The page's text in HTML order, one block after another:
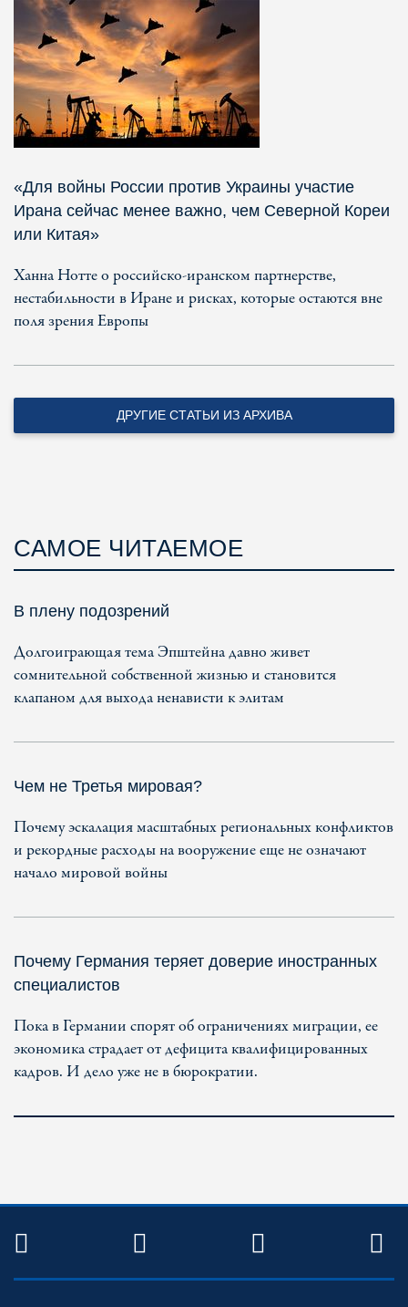
«Для войны России против Украины участие
Ирана сейчас менее важно, чем Северной Кореи
или Китая»
Ханна Нотте о российско-иранском партнерстве,
нестабильности в Иране и рисках, которые остаются вне
поля зрения Европы
ДРУГИЕ СТАТЬИ ИЗ АРХИВА
САМОЕ ЧИТАЕМОЕ
В плену подозрений
Долгоиграющая тема Эпштейна давно живет
сомнительной собственной жизнью и становится
клапаном для выхода ненависти к элитам
Чем не Третья мировая?
Почему эскалация масштабных региональных конфликтов
и рекордные расходы на вооружение еще не означают
начало мировой войны
Почему Германия теряет доверие иностранных
специалистов
Пока в Германии спорят об ограничениях миграции, ее
экономика страдает от дефицита квалифицированных
кадров. И дело уже не в бюрократии.
TWITTER FACEBOOKYOUTUBE